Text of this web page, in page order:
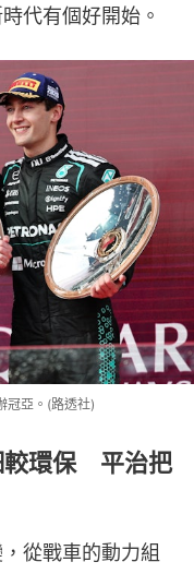
代有個好開始。
冠亞。(路透社)
環保 平治把
從戰車的動力組